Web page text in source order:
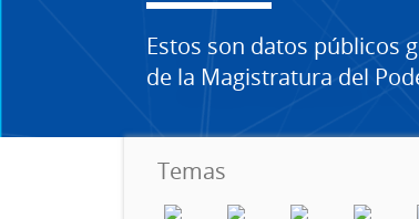
Estos son datos públicos
de la Magistratura del
Temas